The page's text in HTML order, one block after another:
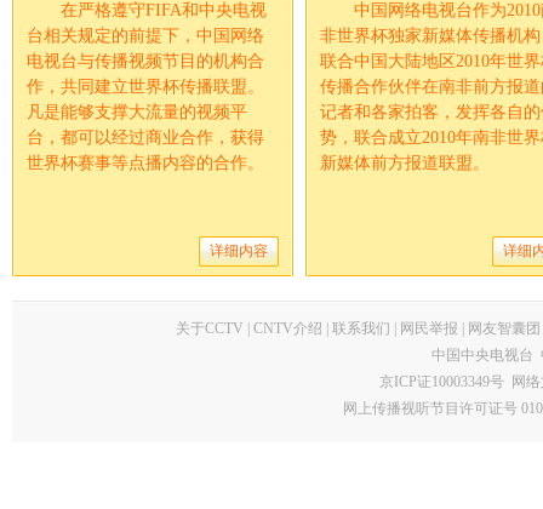
在严格遵守FIFA和中央电视
台相关规定的前提下，中国网络
电视台与传播视频节目的机构合
作，共同建立世界杯传播联盟。
凡是能够支撑大流量的视频平
台，都可以经过商业合作，获得
世界杯赛事等点播内容的合作。
详细内容
中国网络电视台作为
非世界杯独家新媒体传播机
联合中国大陆地区2010年世
传播合作伙伴在南非前方报
记者和各家拍客，发挥各自
势，联合成立2010年南非世
新媒体前方报道联盟。
详细
关于CCTV CNTV介绍 联系我们 网民举报 网友智囊团
中国中央电视台
京ICP证10003349号
网
网上传播视听节目许可证号